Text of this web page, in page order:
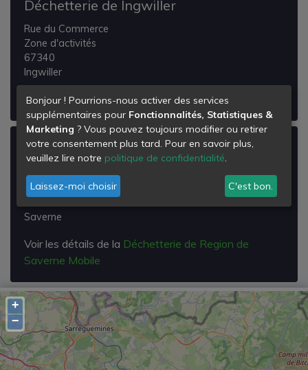
Déchetterie de Ingwiller
Rue du Commerce
Zone d'activités
67340
Ingwiller
Voir les détails de laDéchetterie de Ingwiller
Déchetterie de Region de Saverne
Mobile
SAVERNE
Saverne
Voir les détails de la Déchetterie de Region de
Saverne Mobile
+
−
Bonjour ! Pourrions-nous activer des services
supplémentaires pour Fonctionnalités, Statistiques &
Marketing ? Vous pouvez toujours modifier ou retirer
votre consentement plus tard. Pour en savoir plus,
veuillez lire notre politique de confidentialité.
Laissez-moi choisir C'est bon.